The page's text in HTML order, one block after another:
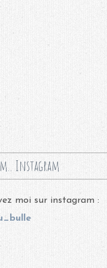
Instagram
moi sur instagram :